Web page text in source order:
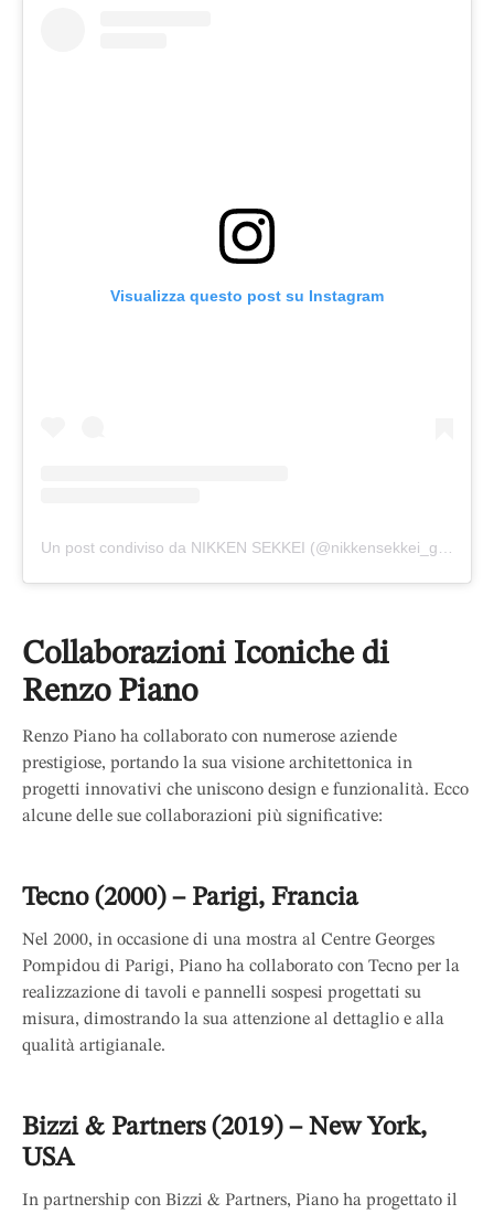
Visualizza questo post su Instagram
Collaborazioni Iconiche di
Renzo Piano
Renzo Piano ha collaborato con numerose aziende
prestigiose, portando la sua visione architettonica in
progetti innovativi che uniscono design e funzionalità. Ecco
alcune delle sue collaborazioni più significative:
Tecno (2000) – Parigi, Francia
Nel 2000, in occasione di una mostra al Centre Georges
Pompidou di Parigi, Piano ha collaborato con Tecno per la
realizzazione di tavoli e pannelli sospesi progettati su
misura, dimostrando la sua attenzione al dettaglio e alla
qualità artigianale.
Bizzi & Partners (2019) – New York,
USA
In partnership con Bizzi & Partners, Piano ha progettato il